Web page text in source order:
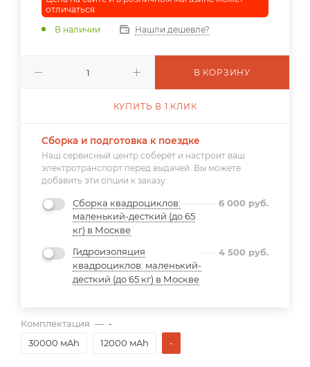
Комплектация — -
30000 мAh
12000 мAh -
отличаться
В наличии
Нашли дешевле?
В КОРЗИНУ
КУПИТЬ В 1 КЛИК
Сборка и подготовка к поездке
Наш сервисный центр соберёт и настроит ваш
электротранспорт перед выдачей. Вы можете
добавить эти опции к заказу:
Сборка квадроциклов:
маленький-десткий (до 65
кг) в Москве
6 000 руб.
Гидроизоляция
квадроциклов: маленький-
десткий (до 65 кг) в Москве
4 500 руб.